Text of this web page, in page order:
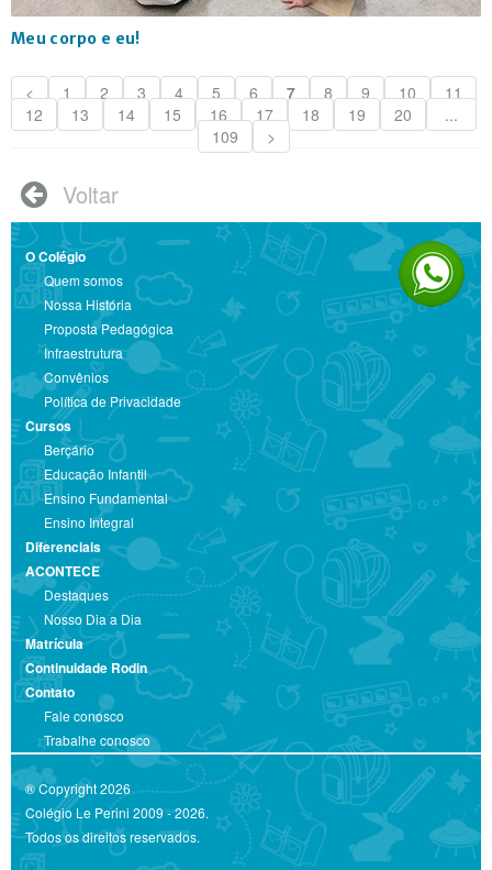
Meu corpo e eu!
< 1 2 3 4 5 6 7 8 9 10
11
12
13 14 15 16 17 18 19 20
...
109
>
 Voltar
O Colégio
Quem somos
Nossa História
Proposta Pedagógica
Infraestrutura
Convênios
Política de Privacidade
Cursos
Berçário
Educação Infantil
Ensino Fundamental
Ensino Integral
Diferenciais
ACONTECE
Destaques
Nosso Dia a Dia
Matrícula
Continuidade Rodin
Contato
Fale conosco
Trabalhe conosco
® Copyright 2026
Colégio Le Perini 2009 - 2026.
Todos os direitos reservados.